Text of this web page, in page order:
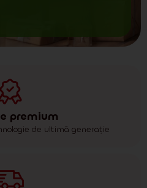
premium
de ultimă generație